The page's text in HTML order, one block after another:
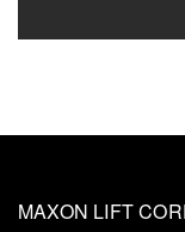
MAXON LIFT